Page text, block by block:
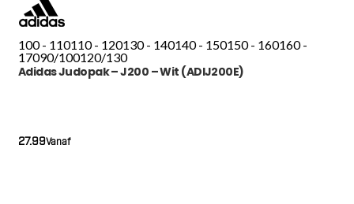
100 - 110110 - 120130 - 140140 - 150150 - 160160 -
17090/100120/130
Adidas Judopak – J200 – Wit (ADIJ200E)
Vanaf
27.99